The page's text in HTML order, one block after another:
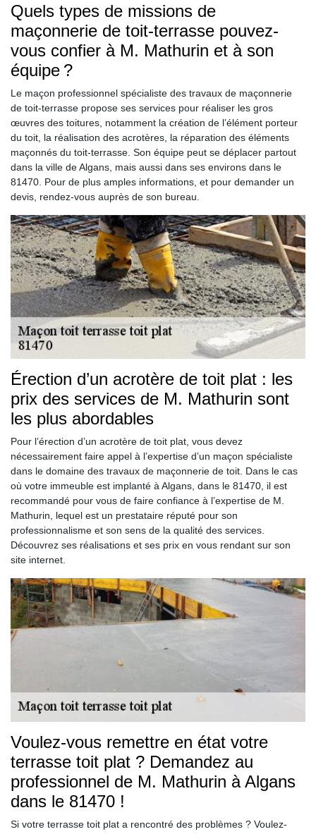
Quels types de missions de
maçonnerie de toit-terrasse pouvez-
vous confier à M. Mathurin et à son
équipe ?
Le maçon professionnel spécialiste des travaux de maçonnerie
de toit-terrasse propose ses services pour réaliser les gros
œuvres des toitures, notamment la création de l’élément porteur
du toit, la réalisation des acrotères, la réparation des éléments
maçonnés du toit-terrasse. Son équipe peut se déplacer partout
dans la ville de Algans, mais aussi dans ses environs dans le
81470. Pour de plus amples informations, et pour demander un
devis, rendez-vous auprès de son bureau.
Érection d’un acrotère de toit plat : les
prix des services de M. Mathurin sont
les plus abordables
Pour l’érection d’un acrotère de toit plat, vous devez
nécessairement faire appel à l’expertise d’un maçon spécialiste
dans le domaine des travaux de maçonnerie de toit. Dans le cas
où votre immeuble est implanté à Algans, dans le 81470, il est
recommandé pour vous de faire confiance à l’expertise de M.
Mathurin, lequel est un prestataire réputé pour son
professionnalisme et son sens de la qualité des services.
Découvrez ses réalisations et ses prix en vous rendant sur son
site internet.
Voulez-vous remettre en état votre
terrasse toit plat ? Demandez au
professionnel de M. Mathurin à Algans
dans le 81470 !
Si votre terrasse toit plat a rencontré des problèmes ? Voulez-